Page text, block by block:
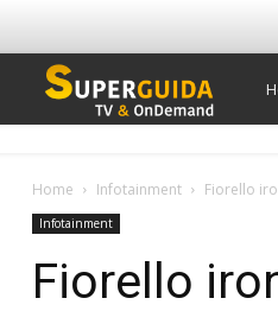
Home Infotainment Fiorello
Infotainment
Fiorello